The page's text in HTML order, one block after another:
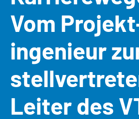
Vom
ingenieur
Leiter des